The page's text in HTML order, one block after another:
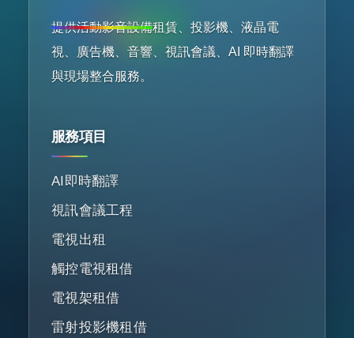
提供活動影音設備租賃、投影機、液晶電
視、廣告機、音響、視訊會議、AI 即時翻譯
與現場整合服務。
服務項目
AI即時翻譯
視訊會議工程
電視出租
觸控電視租借
電視架租借
雷射投影機租借